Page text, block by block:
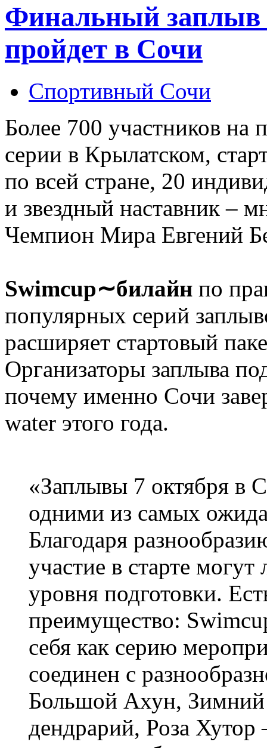
Финальный заплыв
пройдет в Сочи
Спортивный Сочи
Более 700 участников на
серии в Крылатском,
по всей стране, 20
и звездный наставник –
Чемпион Мира Евгений
Swimcup∼билайн по
популярных серий
расширяет стартовый
Организаторы заплыва
почему именно Сочи
water этого года.
«Заплывы 7 октября в
одними из самых
Благодаря
участие в старте
уровня подготовки.
преимущество:
себя как серию
соединен с
Большой Ахун, Зимний
дендрарий, Роза Хутор